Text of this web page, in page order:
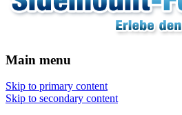
Main menu
Skip to primary content
Skip to secondary content